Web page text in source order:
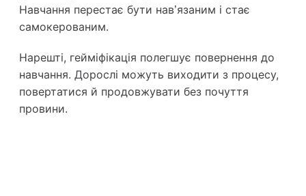
Навчання перестає бути нав’язаним і стає
самокерованим.
Нарешті, гейміфікація полегшує повернення до
навчання. Дорослі можуть виходити з процесу,
повертатися й продовжувати без почуття
провини.